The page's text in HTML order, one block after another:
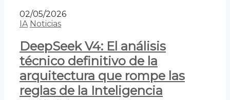
02/05/2026
IA Noticias
DeepSeek V4: El análisis
técnico definitivo de la
arquitectura que rompe las
reglas de la Inteligencia